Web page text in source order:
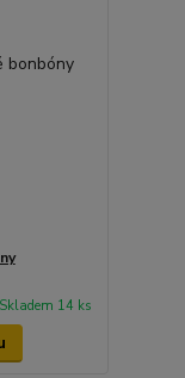
Skladem 14 ks